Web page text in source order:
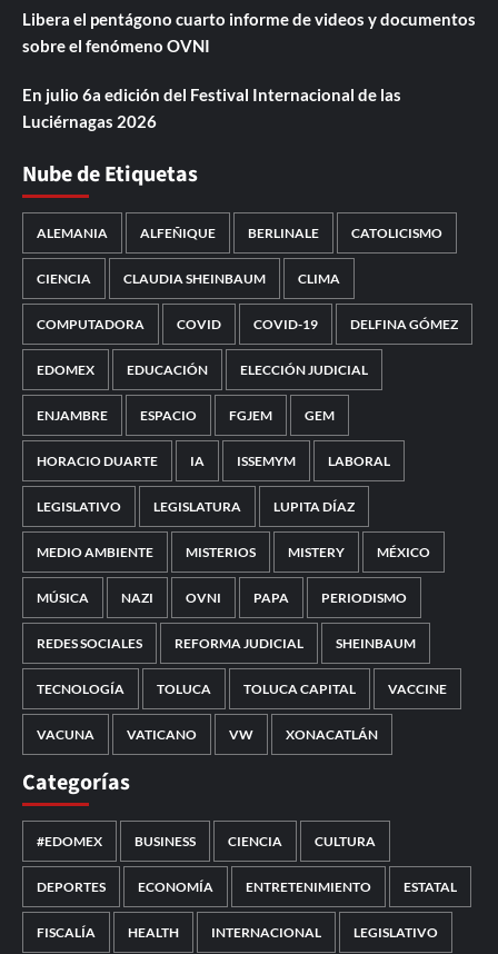
Libera el pentágono cuarto informe de videos y documentos
sobre el fenómeno OVNI
En julio 6a edición del Festival Internacional de las
Luciérnagas 2026
Nube de Etiquetas
ALEMANIA ALFEÑIQUE BERLINALE CATOLICISMO
CIENCIA CLAUDIA SHEINBAUM CLIMA
COMPUTADORA COVID COVID-19 DELFINA GÓMEZ
EDOMEX EDUCACIÓN ELECCIÓN JUDICIAL
ENJAMBRE ESPACIO FGJEM GEM
HORACIO DUARTE IA ISSEMYM LABORAL
LEGISLATIVO LEGISLATURA LUPITA DÍAZ
MEDIO AMBIENTE MISTERIOS MISTERY MÉXICO
MÚSICA NAZI OVNI PAPA PERIODISMO
REDES SOCIALES REFORMA JUDICIAL SHEINBAUM
TECNOLOGÍA TOLUCA TOLUCA CAPITAL VACCINE
VACUNA VATICANO VW XONACATLÁN
Categorías
#EDOMEX BUSINESS CIENCIA CULTURA
DEPORTES ECONOMÍA ENTRETENIMIENTO ESTATAL
FISCALÍA HEALTH INTERNACIONAL LEGISLATIVO